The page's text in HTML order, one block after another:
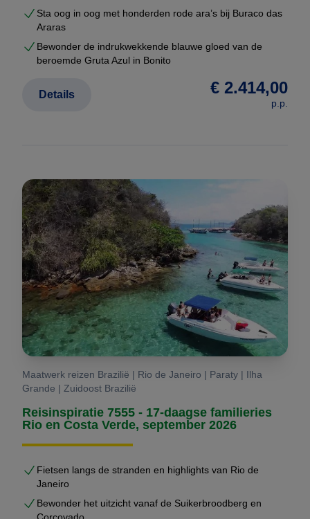
een pakketreis.
Bij Brazilië Reis Specialist is dat niet het geval.
Dankzij onze vaste partners in Brazilië en directe
contracten werken wij zonder dure tussenschakels.
Ondersteuning tijdens uw reis
Tijdens uw rondreis wordt u op iedere bestemming
opgevangen en begeleid. Transfers, excursies en
hotels zijn vooraf afgestemd. Via ons lokale netwerk is
er altijd ondersteuning beschikbaar.
U reist individueel — maar nooit alleen.
Waarom Brazilië Reis Specialist?
van Brazilië. Die kennis komt voort uit de achtergrond
inmiddels verankerd in een professioneel netwerk van
lokale partners, vaste lodges, gidsen en logistieke
Brazilië is voor ons geen product.
Het is een land dat wij dagelijks opereren.
Sta oog in oog met honderden rode ara’s bij Buraco das
Araras
Bewonder de indrukwekkende blauwe gloed van de
beroemde Gruta Azul in Bonito
€ 2.414,00
p.p.
Details
Maatwerk reizen Brazilië | Rio de Janeiro | Paraty | Ilha
Grande | Zuidoost Brazilië
Reisinspiratie 7555 - 17-daagse familieries
Rio en Costa Verde, september 2026
Fietsen langs de stranden en highlights van Rio de
Janeiro
Bewonder het uitzicht vanaf de Suikerbroodberg en